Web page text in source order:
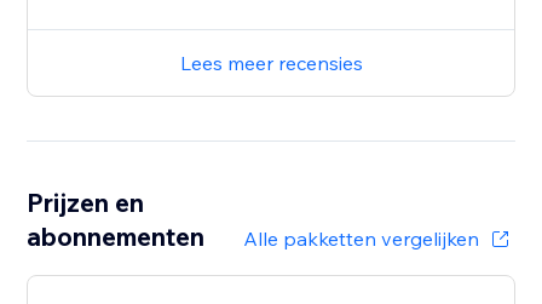
Lees meer recensies
Prijzen en
abonnementen
Alle pakketten vergelijken